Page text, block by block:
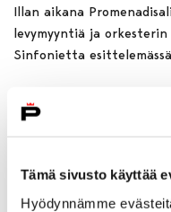
Tämä sivusto käyttää
Hyödynnämme
Illan aikana
levymyyntiä ja
Sinfonietta
Maksuton. Kesto noin 30
Taiteiden yö